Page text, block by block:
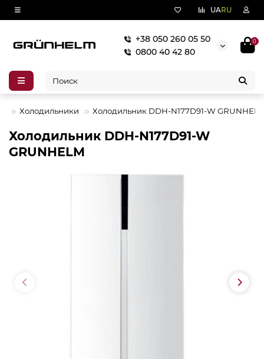
UARU
+38 050 260 05 50
0800 40 42 80
0
Холодильники Холодильник DDH-N177D91-W
Холодильник DDH-N177D91-W
GRUNHELM